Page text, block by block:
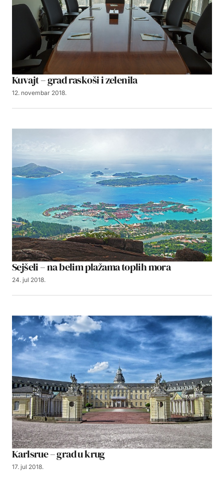
Kuvajt – grad raskoši i zelenila
12. novembar 2018.
Sejšeli – na belim plažama toplih mora
24. jul 2018.
Karlsrue – grad u krug
17. jul 2018.